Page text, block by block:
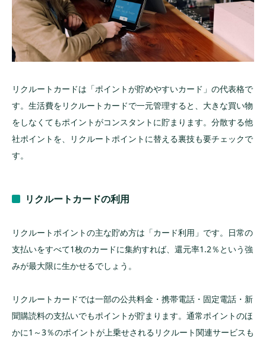
リクルートカードは「ポイントが貯めやすいカード」の代表格で
す。生活費をリクルートカードで一元管理すると、大きな買い物
をしなくてもポイントがコンスタントに貯まります。分散する他
社ポイントを、リクルートポイントに替える裏技も要チェックで
す。
リクルートカードの利用
リクルートポイントの主な貯め方は「カード利用」です。日常の
支払いをすべて1枚のカードに集約すれば、還元率1.2％という強
みが最大限に生かせるでしょう。
リクルートカードでは一部の公共料金・携帯電話・固定電話・新
聞購読料の支払いでもポイントが貯まります。通常ポイントのほ
かに1～3％のポイントが上乗せされるリクルート関連サービスも